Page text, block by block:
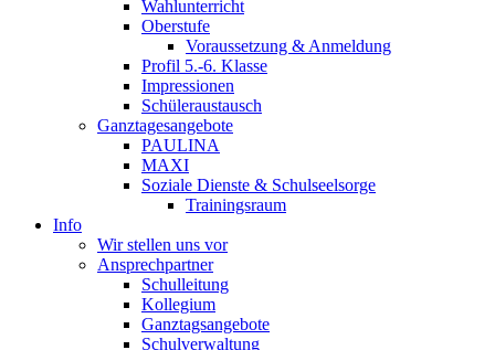
Wahlunterricht
Oberstufe
Voraussetzung & Anmeldung
Profil 5.-6. Klasse
Impressionen
Schüleraustausch
Ganztagesangebote
PAULINA
MAXI
Soziale Dienste & Schulseelsorge
Trainingsraum
Info
Wir stellen uns vor
Ansprechpartner
Schulleitung
Kollegium
Ganztagsangebote
Schulverwaltung